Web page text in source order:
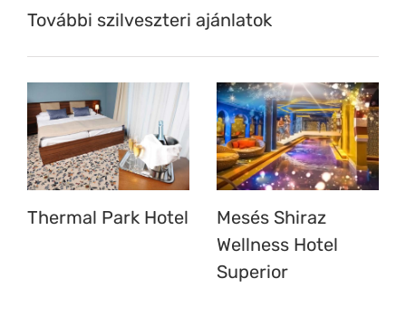
További szilveszteri ajánlatok
Thermal Park Hotel
Mesés Shiraz
Wellness Hotel
Superior